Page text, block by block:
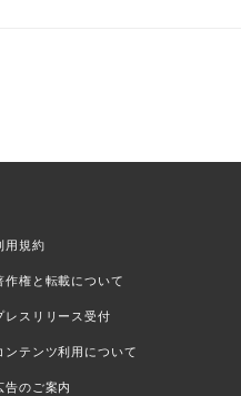
用規約
作権と転載について
レスリリース受付
ンテンツ利用について
告のご案内